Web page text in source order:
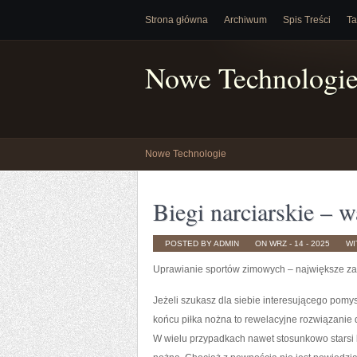
Strona główna Archiwum Spis Treści
Nowe
Nowe Technologie
Biegi narciarskie –
POSTED BY ADMIN ON WRZ - 14 - 2025
Uprawianie sportów zimowych – największe
Jeżeli szukasz dla siebie interesującego
końcu piłka nożna to rewelacyjne
W wielu przypadkach nawet stosunkowo